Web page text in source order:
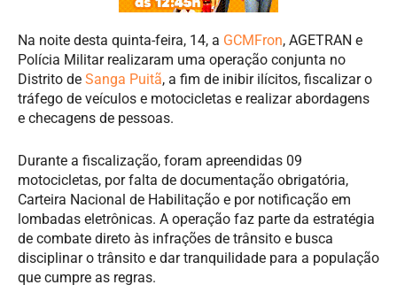
Na noite desta quinta-feira, 14, a GCMFron, AGETRAN e
Polícia Militar realizaram uma operação conjunta no
Distrito de Sanga Puitã, a fim de inibir ilícitos, fiscalizar o
tráfego de veículos e motocicletas e realizar abordagens
e checagens de pessoas.
Durante a fiscalização, foram apreendidas 09
motocicletas, por falta de documentação obrigatória,
Carteira Nacional de Habilitação e por notificação em
lombadas eletrônicas. A operação faz parte da estratégia
de combate direto às infrações de trânsito e busca
disciplinar o trânsito e dar tranquilidade para a população
que cumpre as regras.